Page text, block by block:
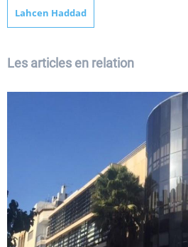
Lahcen Haddad
Les articles en relation